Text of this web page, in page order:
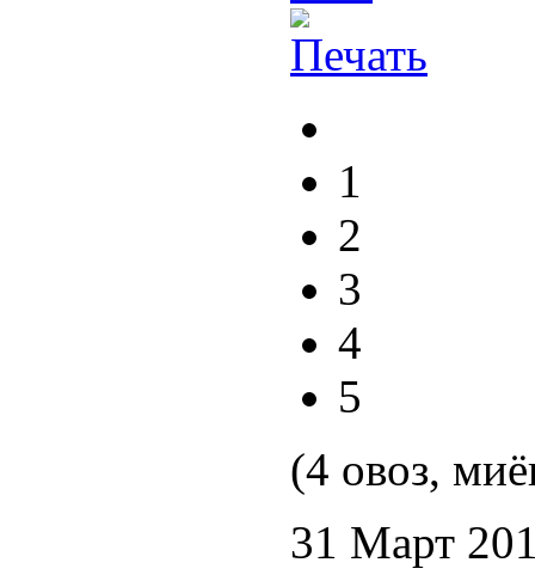
1
2
3
4
5
(4 овоз,
31 Март